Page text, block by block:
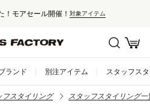
！モアセール開催！ 対象アイテム
ランド 別注アイテム スタッフス
フスタイリング スタッフスタイリング一